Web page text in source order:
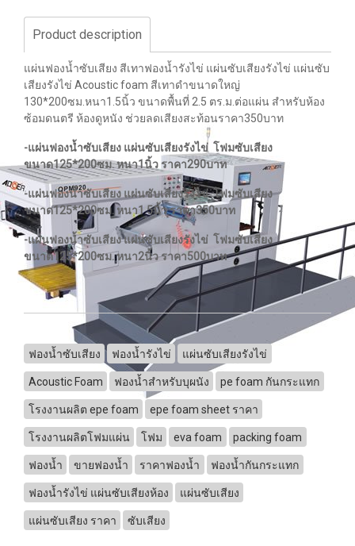
Product description
แผ่นฟองน้ำซับเสียง สีเทาฟองน้ำรังไข่ แผ่นซับเสียงรังไข่ แผ่นซับ
เสียงรังไข่ Acoustic foam สีเทาดำขนาดใหญ่
130*200ซม.หนา1.5นิ้ว ขนาดพื้นที่ 2.5 ตร.ม.ต่อแผ่น สำหรับห้อง
ซ้อมดนตรี ห้องดูหนัง ช่วยลดเสียงสะท้อนราคา350บาท
-แผ่นฟองน้ำซับเสียง แผ่นซับเสียงรังไข่ โฟมซับเสียง
ขนาด125*200ซม. หนา1นิ้ว ราคา290บาท
-แผ่นฟองน้ำซับเสียง แผ่นซับเสียงรังไข่ โฟมซับเสียง
ขนาด125*200ซม. หนา1.5นิ้ว ราคา350บาท
-แผ่นฟองน้ำซับเสียง แผ่นซับเสียงรังไข่ โฟมซับเสียง
ขนาด125*200ซม. หนา2นิ้ว ราคา500บาท
ฟองน้ำซับเสียง ฟองน้ำรังไข่ แผ่นซับเสียงรังไข่
Acoustic Foam ฟองน้ำสำหรับบุผนัง pe foam กันกระแทก
โรงงานผลิต epe foam epe foam sheet ราคา
โรงงานผลิตโฟมแผ่น โฟม eva foam packing foam
ฟองน้ำ ขายฟองน้ำ ราคาฟองน้ำ ฟองน้ำกันกระแทก
ฟองน้ำรังไข่ แผ่นซับเสียงห้อง แผ่นซับเสียง
แผ่นซับเสียง ราคา ซับเสียง